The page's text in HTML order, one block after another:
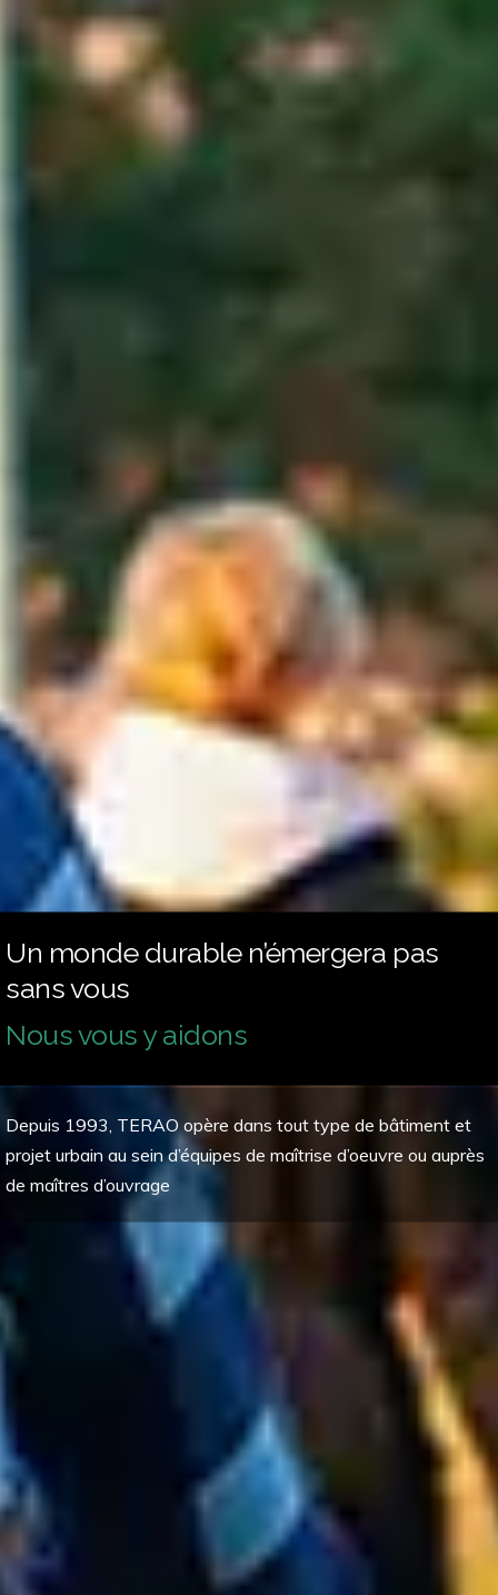
Un monde durable n’émergera pas
sans vous
Nous vous y aidons
Depuis 1993, TERAO opère dans tout type de bâtiment et
projet urbain au sein d’équipes de maîtrise d’oeuvre ou auprès
de maîtres d’ouvrage